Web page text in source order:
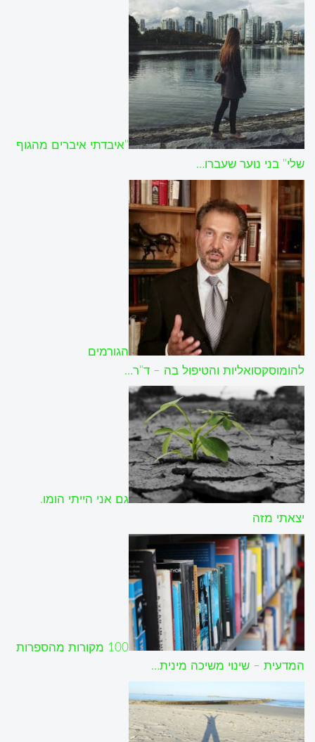
"איבדתי איברים מהגוף
שלי" בני נוער שעברו…
הגורמים
להומוסקסואליות והטיפול בה – ד"ר…
גם אני הייתי הומו.
יצאתי מזה
100 מקורות מהספרות
המדעית – שינוי משיכה מינית…